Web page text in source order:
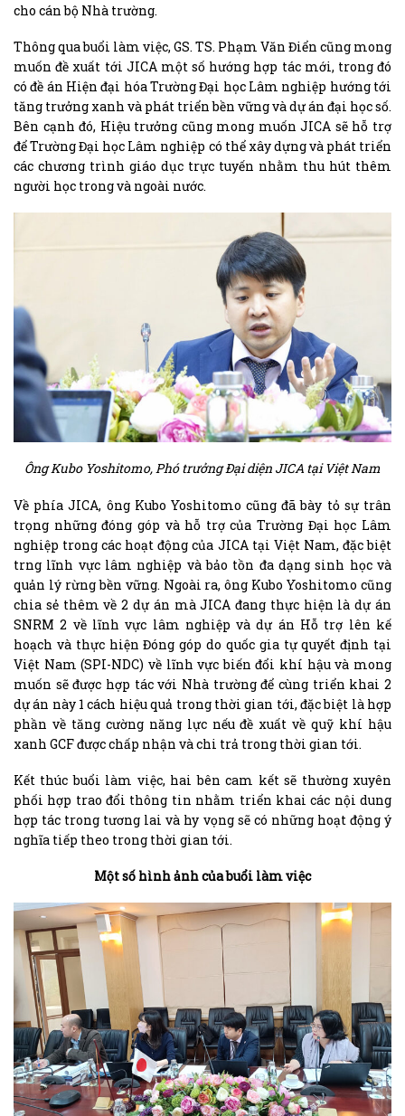
cho cán bộ Nhà trường.
Thông qua buổi làm việc, GS. TS. Phạm Văn Điển cũng mong
muốn đề xuất tới JICA một số hướng hợp tác mới, trong đó
có đề án Hiện đại hóa Trường Đại học Lâm nghiệp hướng tới
tăng trưởng xanh và phát triển bền vững và dự án đại học số.
Bên cạnh đó, Hiệu trưởng cũng mong muốn JICA sẽ hỗ trợ
để Trường Đại học Lâm nghiệp có thể xây dựng và phát triển
các chương trình giáo dục trực tuyến nhằm thu hút thêm
người học trong và ngoài nước.
Ông Kubo Yoshitomo, Phó trưởng Đại diện JICA tại Việt Nam
Về phía JICA, ông Kubo Yoshitomo cũng đã bày tỏ sự trân
trọng những đóng góp và hỗ trợ của Trường Đại học Lâm
nghiệp trong các hoạt động của JICA tại Việt Nam, đặc biệt
trng lĩnh vực lâm nghiệp và bảo tồn đa dạng sinh học và
quản lý rừng bền vững. Ngoài ra, ông Kubo Yoshitomo cũng
chia sẻ thêm về 2 dự án mà JICA đang thực hiện là dự án
SNRM 2 về lĩnh vực lâm nghiệp và dự án Hỗ trợ lên kế
hoạch và thực hiện Đóng góp do quốc gia tự quyết định tại
Việt Nam (SPI-NDC) về lĩnh vực biến đổi khí hậu và mong
muốn sẽ được hợp tác với Nhà trường để cùng triển khai 2
dự án này 1 cách hiệu quả trong thời gian tới, đặc biệt là hợp
phần về tăng cường năng lực nếu đề xuất về quỹ khí hậu
xanh GCF được chấp nhận và chi trả trong thời gian tới.
Kết thúc buổi làm việc, hai bên cam kết sẽ thường xuyên
phối hợp trao đổi thông tin nhằm triển khai các nội dung
hợp tác trong tương lai và hy vọng sẽ có những hoạt động ý
nghĩa tiếp theo trong thời gian tới.
Một số hình ảnh của buổi làm việc